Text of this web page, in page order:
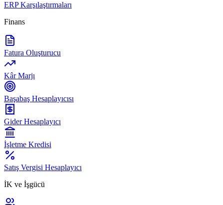
ERP Karşılaştırmaları
Finans
Fatura Oluşturucu
Kâr Marjı
Başabaş Hesaplayıcısı
Gider Hesaplayıcı
İşletme Kredisi
Satış Vergisi Hesaplayıcı
İK ve İşgücü